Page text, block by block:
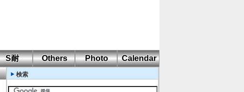
S耐 Others Photo Calendar
検索